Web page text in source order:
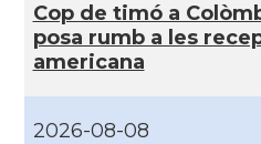
Cop de timó a
posa rumb a les
americana
2026-08-08